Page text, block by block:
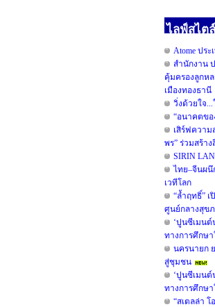
ไลฟ์สไต
Atome ปร
สำนักงาน
คุ้มครองลูกห
เมืองทองธานี
วิ่งด้วยใจ...
“อนาคตขอ
เสิร์ฟความ
พร” ร่วมสร้า
SIRIN
ไทย–จีนผนึ
เวทีโลก
“ล้ำฤทธิ์” เ
ศูนย์กลางสุขภ
‘ปูนซีเมนต์
ทางการศึกษ
นครนายก
สู่ชุมชน
‘ปูนซีเมนต์
ทางการศึกษ
“สเตลล่า โ